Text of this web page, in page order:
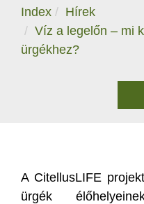
ÖKOTURIZMUS
OKTATÁS
Index
Hírek
Víz a legelőn – mi
ürgékhez?
A CitellusLIFE
ürgék